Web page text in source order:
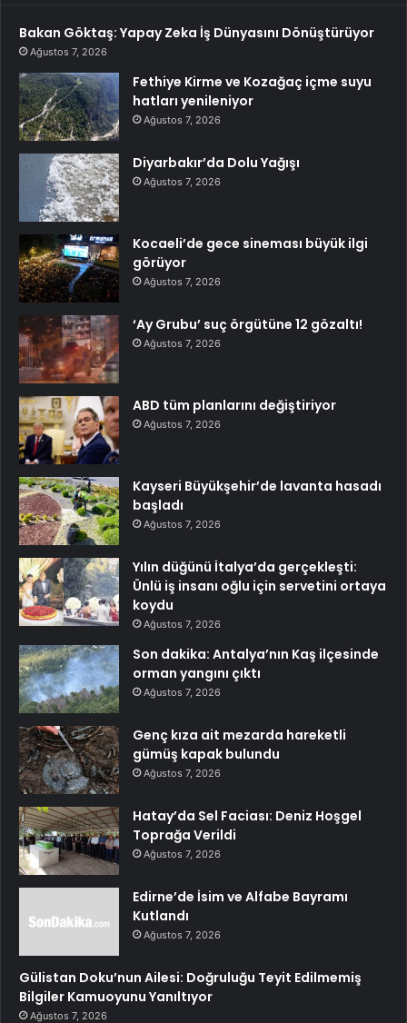
Bakan Göktaş: Yapay Zeka İş Dünyasını Dönüştürüyor
Ağustos 7, 2026
Fethiye Kirme ve Kozağaç içme suyu
hatları yenileniyor
Ağustos 7, 2026
Diyarbakır’da Dolu Yağışı
Ağustos 7, 2026
Kocaeli’de gece sineması büyük ilgi
görüyor
Ağustos 7, 2026
‘Ay Grubu’ suç örgütüne 12 gözaltı!
Ağustos 7, 2026
ABD tüm planlarını değiştiriyor
Ağustos 7, 2026
Kayseri Büyükşehir’de lavanta hasadı
başladı
Ağustos 7, 2026
Yılın düğünü İtalya’da gerçekleşti:
Ünlü iş insanı oğlu için servetini ortaya
koydu
Ağustos 7, 2026
Son dakika: Antalya’nın Kaş ilçesinde
orman yangını çıktı
Ağustos 7, 2026
Genç kıza ait mezarda hareketli
gümüş kapak bulundu
Ağustos 7, 2026
Hatay’da Sel Faciası: Deniz Hoşgel
Toprağa Verildi
Ağustos 7, 2026
Edirne’de İsim ve Alfabe Bayramı
Kutlandı
Ağustos 7, 2026
Gülistan Doku’nun Ailesi: Doğruluğu Teyit Edilmemiş
Bilgiler Kamuoyunu Yanıltıyor
Ağustos 7, 2026